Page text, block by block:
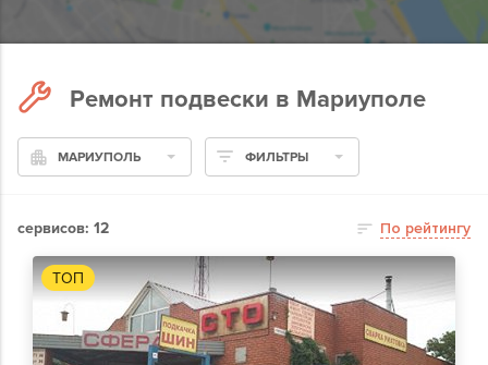
Ремонт подвески в Мариуполе
МАРИУПОЛЬ ФИЛЬТРЫ
сервисов: 12 По рейтингу
ТОП